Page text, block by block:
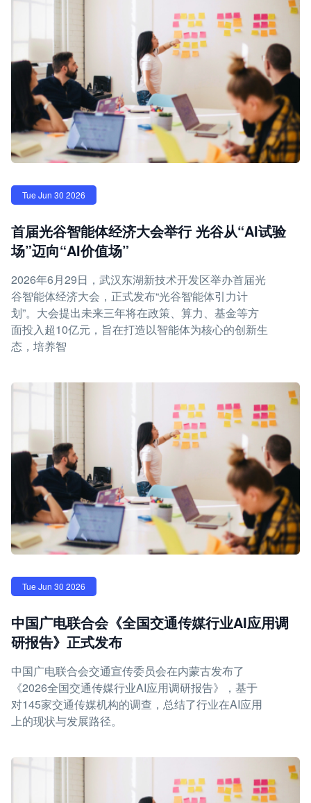
Tue Jun 30 2026
首届光谷智能体经济大会举行 光谷从“AI试验
场”迈向“AI价值场”
2026年6月29日，武汉东湖新技术开发区举办首届光
谷智能体经济大会，正式发布“光谷智能体引力计
划”。大会提出未来三年将在政策、算力、基金等方
面投入超10亿元，旨在打造以智能体为核心的创新生
态，培养智
Tue Jun 30 2026
中国广电联合会《全国交通传媒行业AI应用调
研报告》正式发布
中国广电联合会交通宣传委员会在内蒙古发布了
《2026全国交通传媒行业AI应用调研报告》，基于
对145家交通传媒机构的调查，总结了行业在AI应用
上的现状与发展路径。